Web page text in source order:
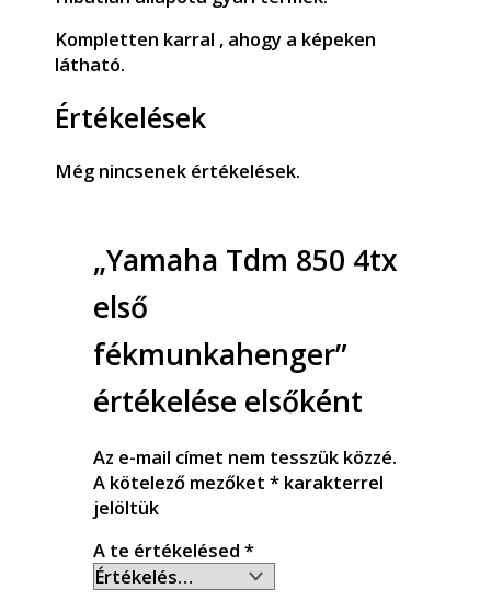
Kompletten karral , ahogy a képeken
látható.
Értékelések
Még nincsenek értékelések.
„Yamaha Tdm 850 4tx
első
fékmunkahenger”
értékelése elsőként
Az e-mail címet nem tesszük közzé.
A kötelező mezőket *karakterrel
jelöltük
A te értékelésed *